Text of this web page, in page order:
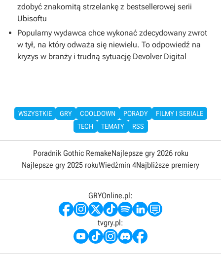
zdobyć znakomitą strzelankę z bestsellerowej serii
Ubisoftu
Popularny wydawca chce wykonać zdecydowany zwrot
w tył, na który odważa się niewielu. To odpowiedź na
kryzys w branży i trudną sytuację Devolver Digital
WSZYSTKIE GRY COOLDOWN PORADY
FILMY I SERIALE
TECH
TEMATY RSS
Poradnik Gothic RemakeNajlepsze gry 2026 roku
Najlepsze gry 2025 rokuWiedźmin 4Najbliższe premiery
GRYOnline.pl:
tvgry.pl: